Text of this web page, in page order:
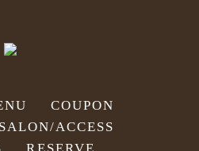
COUPON
SALON/ACCESS
RESERVE